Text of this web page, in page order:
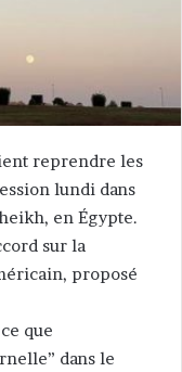
reprendre les
lundi dans
en Égypte.
sur la
proposé
que
dans le